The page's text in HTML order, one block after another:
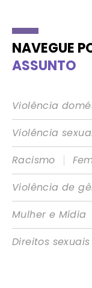
NAVEGUE
ASSUNTO
Violência
Violência
Racismo
|
Violência de
Mulher e Mídia
Direitos